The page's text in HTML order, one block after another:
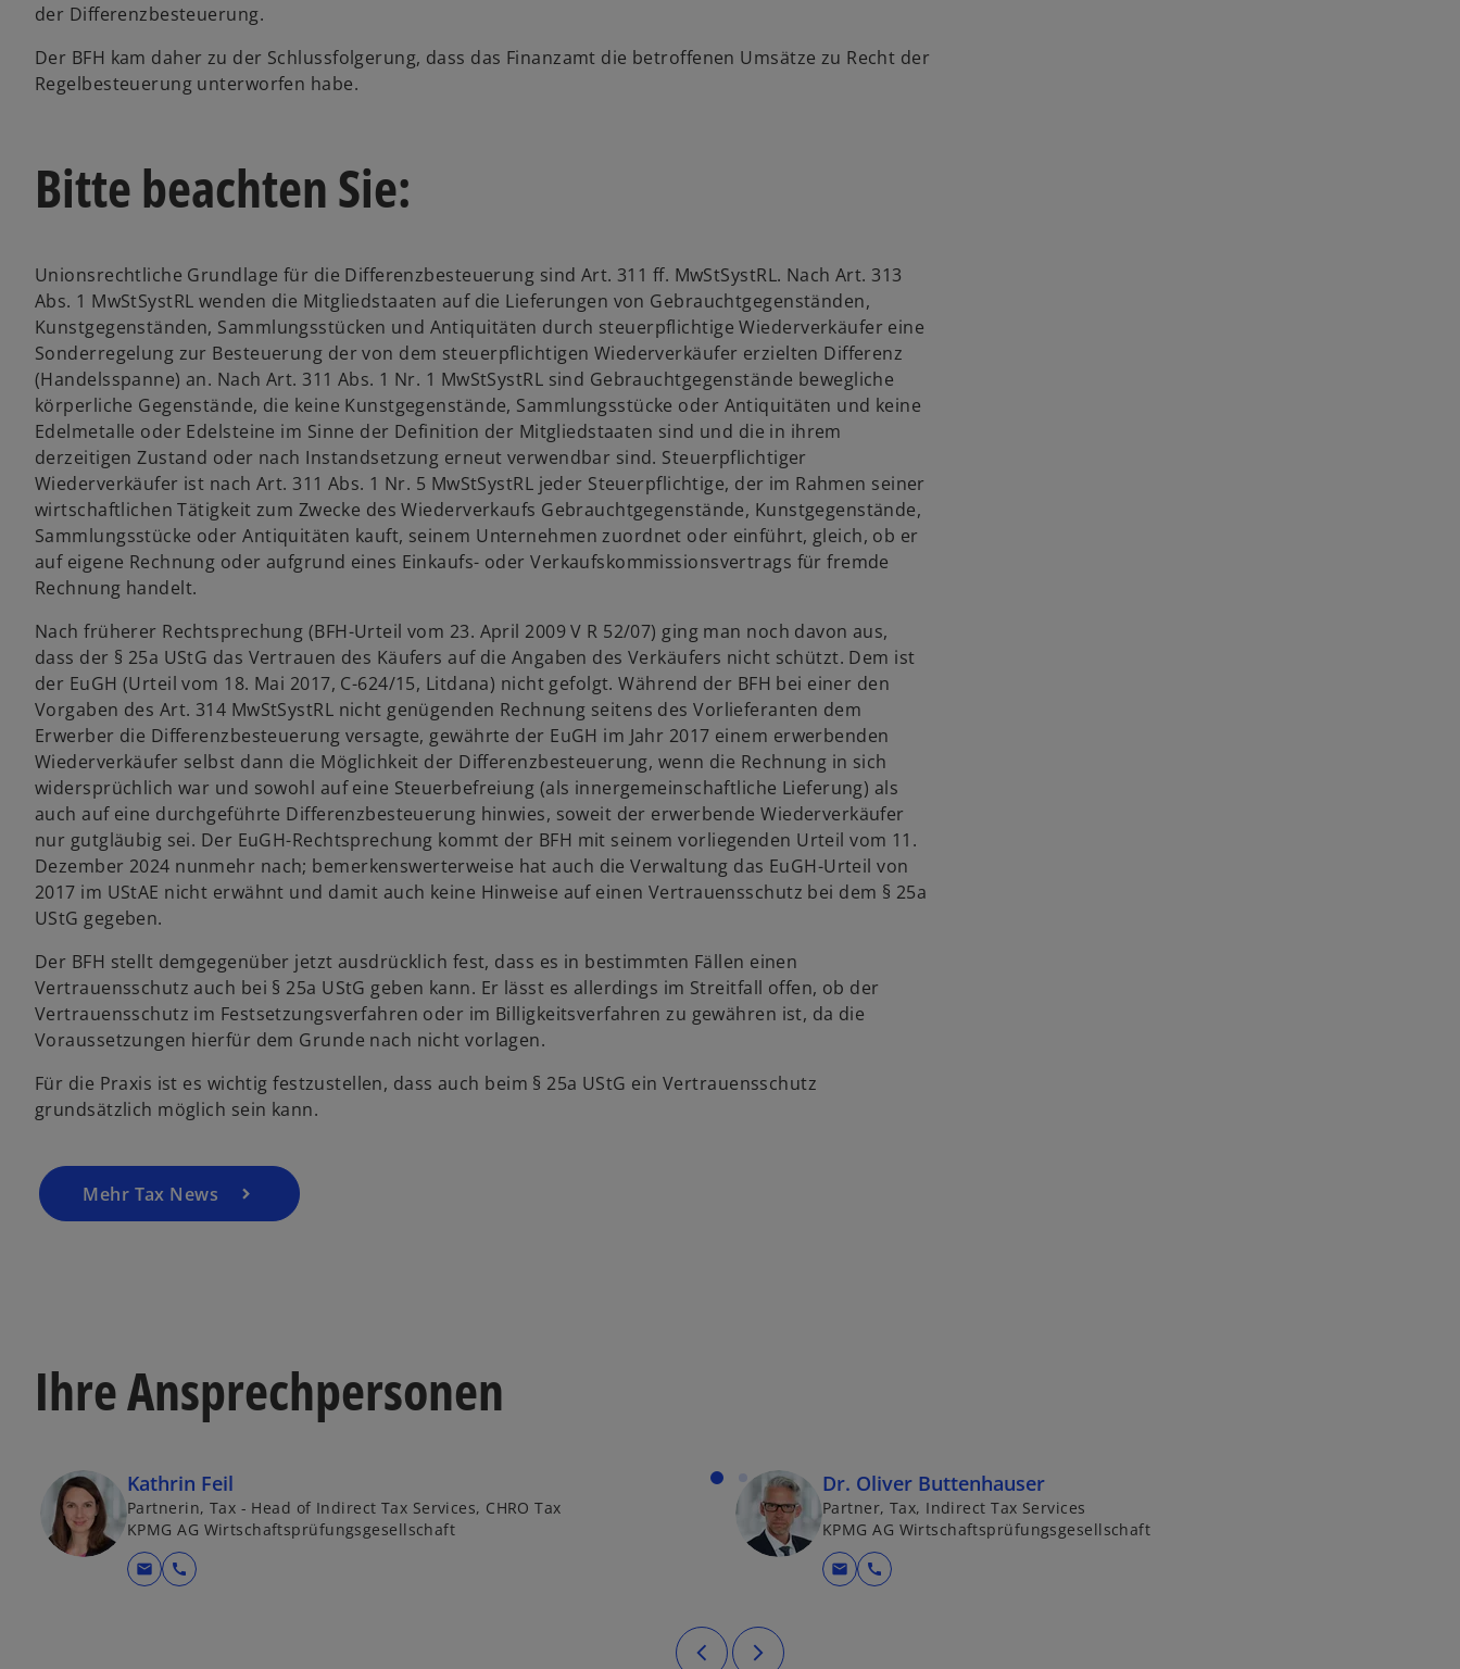
der Differenzbesteuerung.
Der BFH kam daher zu der Schlussfolgerung, dass das Finanzamt die betroffenen Umsätze zu Recht der
Regelbesteuerung unterworfen habe.
Bitte beachten Sie:
Unionsrechtliche Grundlage für die Differenzbesteuerung sind Art. 311 ff. MwStSystRL. Nach Art. 313
Abs. 1 MwStSystRL wenden die Mitgliedstaaten auf die Lieferungen von Gebrauchtgegenständen,
Kunstgegenständen, Sammlungsstücken und Antiquitäten durch steuerpflichtige Wiederverkäufer eine
Sonderregelung zur Besteuerung der von dem steuerpflichtigen Wiederverkäufer erzielten Differenz
(Handelsspanne) an. Nach Art. 311 Abs. 1 Nr. 1 MwStSystRL sind Gebrauchtgegenstände bewegliche
körperliche Gegenstände, die keine Kunstgegenstände, Sammlungsstücke oder Antiquitäten und keine
Edelmetalle oder Edelsteine im Sinne der Definition der Mitgliedstaaten sind und die in ihrem
derzeitigen Zustand oder nach Instandsetzung erneut verwendbar sind. Steuerpflichtiger
Wiederverkäufer ist nach Art. 311 Abs. 1 Nr. 5 MwStSystRL jeder Steuerpflichtige, der im Rahmen seiner
wirtschaftlichen Tätigkeit zum Zwecke des Wiederverkaufs Gebrauchtgegenstände, Kunstgegenstände,
Sammlungsstücke oder Antiquitäten kauft, seinem Unternehmen zuordnet oder einführt, gleich, ob er
auf eigene Rechnung oder aufgrund eines Einkaufs- oder Verkaufskommissionsvertrags für fremde
Rechnung handelt.
Nach früherer Rechtsprechung (BFH-Urteil vom 23. April 2009 V R 52/07) ging man noch davon aus,
dass der § 25a UStG das Vertrauen des Käufers auf die Angaben des Verkäufers nicht schützt. Dem ist
der EuGH (Urteil vom 18. Mai 2017, C-624/15, Litdana) nicht gefolgt. Während der BFH bei einer den
Vorgaben des Art. 314 MwStSystRL nicht genügenden Rechnung seitens des Vorlieferanten dem
Erwerber die Differenzbesteuerung versagte, gewährte der EuGH im Jahr 2017 einem erwerbenden
Wiederverkäufer selbst dann die Möglichkeit der Differenzbesteuerung, wenn die Rechnung in sich
widersprüchlich war und sowohl auf eine Steuerbefreiung (als innergemeinschaftliche Lieferung) als
auch auf eine durchgeführte Differenzbesteuerung hinwies, soweit der erwerbende Wiederverkäufer
nur gutgläubig sei. Der EuGH-Rechtsprechung kommt der BFH mit seinem vorliegenden Urteil vom 11.
Dezember 2024 nunmehr nach; bemerkenswerterweise hat auch die Verwaltung das EuGH-Urteil von
2017 im UStAE nicht erwähnt und damit auch keine Hinweise auf einen Vertrauensschutz bei dem § 25a
UStG gegeben.
Der BFH stellt demgegenüber jetzt ausdrücklich fest, dass es in bestimmten Fällen einen
Vertrauensschutz auch bei § 25a UStG geben kann. Er lässt es allerdings im Streitfall offen, ob der
Vertrauensschutz im Festsetzungsverfahren oder im Billigkeitsverfahren zu gewähren ist, da die
Voraussetzungen hierfür dem Grunde nach nicht vorlagen.
Für die Praxis ist es wichtig festzustellen, dass auch beim § 25a UStG ein Vertrauensschutz
grundsätzlich möglich sein kann.
Mehr Tax News
Ihre Ansprechpersonen
Kathrin Feil
Partnerin, Tax - Head of Indirect Tax Services, CHRO Tax
KPMG AG Wirtschaftsprüfungsgesellschaft
mail call
Dr. Oliver Buttenhauser
Partner, Tax, Indirect Tax Services
KPMG AG Wirtschaftsprüfungsgesellschaft
mail call